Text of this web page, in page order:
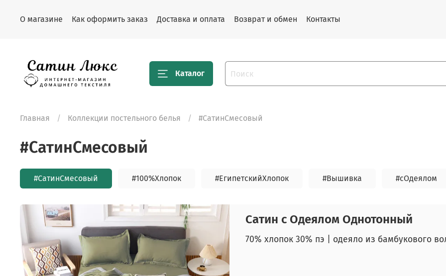
О магазине Как оформить заказ Доставка и оплата Возврат и обмен Контакты
Каталог
Главная Коллекции постельного белья #СатинСмесовый
#СатинСмесовый
#СатинСмесовый #100%Хлопок #ЕгипетскийХлопок #Вышивка #сОдеялом
Сатин с Одеялом Однотонный
70% хлопок 30% пэ | одеяло из бамбукового